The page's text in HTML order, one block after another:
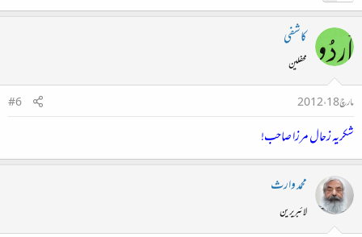
کاشفی
محفلین
مارچ 18، 2012
#6
شکریہ زحال مرزا صاحب!
محمد وارث
لائبریرین